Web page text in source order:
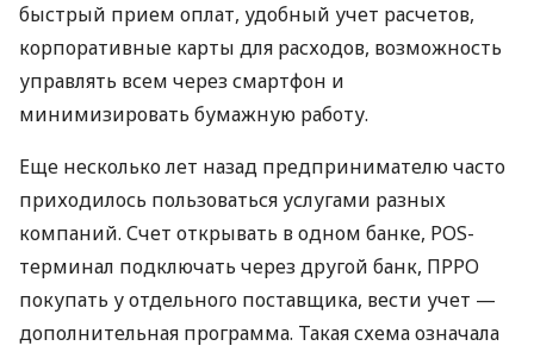
быстрый прием оплат, удобный учет расчетов,
корпоративные карты для расходов, возможность
управлять всем через смартфон и
минимизировать бумажную работу.
Еще несколько лет назад предпринимателю часто
приходилось пользоваться услугами разных
компаний. Счет открывать в одном банке, POS-
терминал подключать через другой банк, ПРРО
покупать у отдельного поставщика, вести учет —
дополнительная программа. Такая схема означала